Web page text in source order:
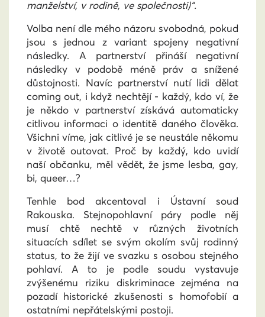
manželství, v rodině, ve společnosti)“.
Volba není dle mého názoru svobodná, pokud
jsou s jednou z variant spojeny negativní
následky. A partnerství přináší negativní
následky v podobě méně práv a snížené
důstojnosti. Navíc partnerství nutí lidi dělat
coming out, i když nechtějí - každý, kdo ví, že
je někdo v partnerství získává automaticky
citlivou informaci o identitě daného člověka.
Všichni víme, jak citlivé je se neustále někomu
v životě outovat. Proč by každý, kdo uvidí
naší občanku, měl vědět, že jsme lesba, gay,
bi, queer…?
Tenhle bod akcentoval i Ústavní soud
Rakouska. Stejnopohlavní páry podle něj
musí chtě nechtě v různých životních
situacích sdílet se svým okolím svůj rodinný
status, to že žijí ve svazku s osobou stejného
pohlaví. A to je podle soudu vystavuje
zvýšenému riziku diskriminace zejména na
pozadí historické zkušenosti s homofobií a
ostatními nepřátelskými postoji.